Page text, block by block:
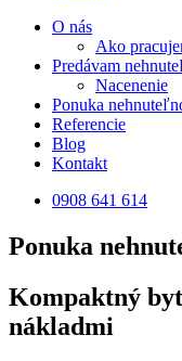
O nás
Ako
Predávam
Nacenenie
Ponuka
Referencie
Blog
Kontakt
0908 641 614
Ponuka
Kompaktný
nákladmi